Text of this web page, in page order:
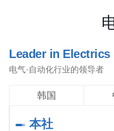
Leader in
电气·自动化行业的领导者
韩国
本社